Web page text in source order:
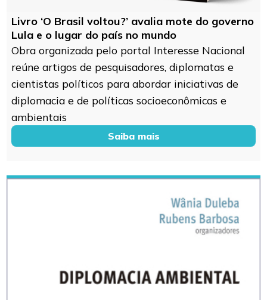
Livro ‘O Brasil voltou?’ avalia mote do governo
Lula e o lugar do país no mundo
Obra organizada pelo portal Interesse Nacional
reúne artigos de pesquisadores, diplomatas e
cientistas políticos para abordar iniciativas de
diplomacia e de políticas socioeconômicas e
ambientais
Saiba mais